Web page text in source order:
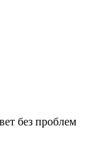
без проблем